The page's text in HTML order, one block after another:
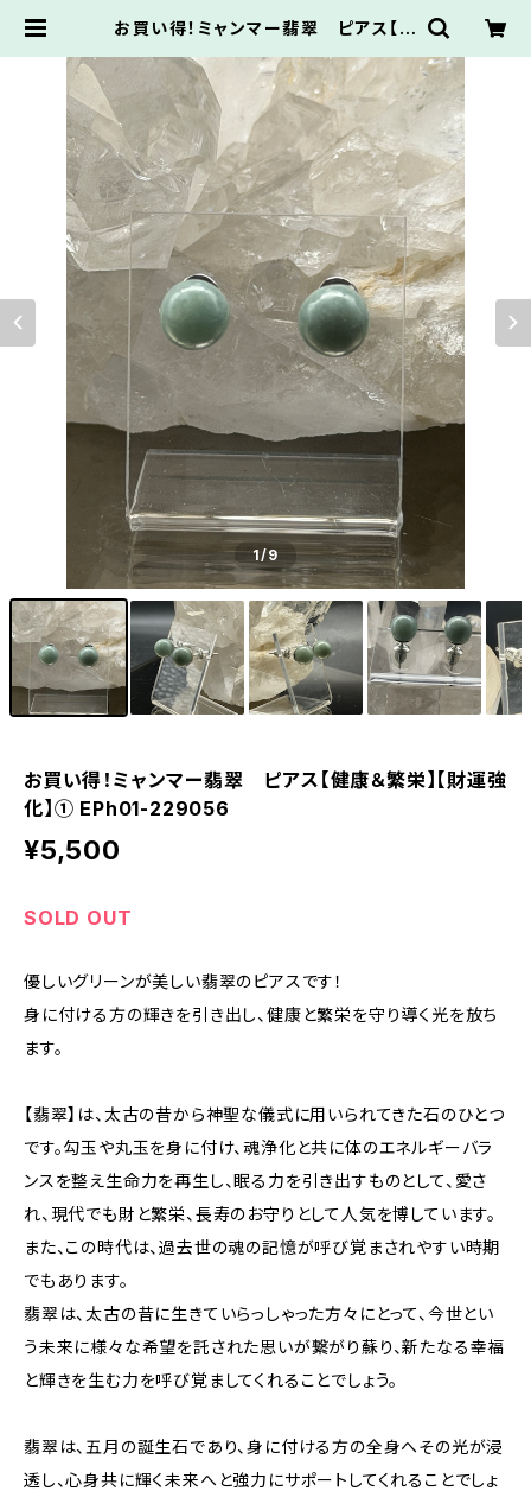
お買い得！ミャンマー翡翠 ピアス【健
9056 | Happy-Crystal
1/9
お買い得！ミャンマー翡翠 ピアス【健康＆繁栄】【財運強
化】① EPh01-229056
¥5,500
SOLD OUT
優しいグリーンが美しい翡翠のピアスです！
身に付ける方の輝きを引き出し、健康と繁栄を守り導く光を放ち
ます。
【翡翠】は、太古の昔から神聖な儀式に用いられてきた石のひとつ
です。勾玉や丸玉を身に付け、魂浄化と共に体のエネルギーバラ
ンスを整え生命力を再生し、眠る力を引き出すものとして、愛さ
れ、現代でも財と繁栄、長寿のお守りとして人気を博しています。
また、この時代は、過去世の魂の記憶が呼び覚まされやすい時期
でもあります。
翡翠は、太古の昔に生きていらっしゃった方々にとって、今世とい
う未来に様々な希望を託された思いが繋がり蘇り、新たなる幸福
と輝きを生む力を呼び覚ましてくれることでしょう。
翡翠は、五月の誕生石であり、身に付ける方の全身へその光が浸
透し、心身共に輝く未来へと強力にサポートしてくれることでしょ